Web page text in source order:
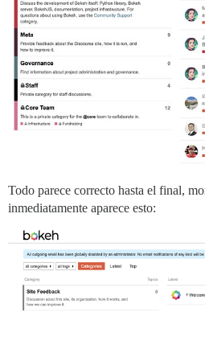
Todo parece correcto hasta el final,
inmediatamente aparece esto: